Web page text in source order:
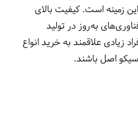
زمینه‌ است. کیفیت بالای
به‌روز در تولید
علاقمند به خرید انواع
اصل باشند.